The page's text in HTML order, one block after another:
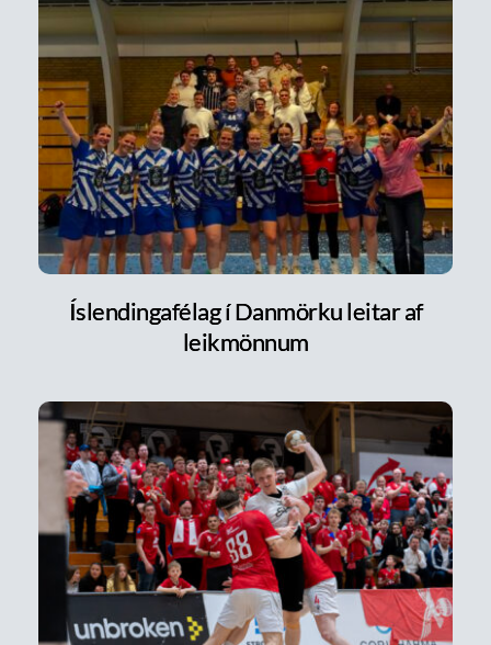
Íslendingafélag í Danmörku leitar af
leikmönnum